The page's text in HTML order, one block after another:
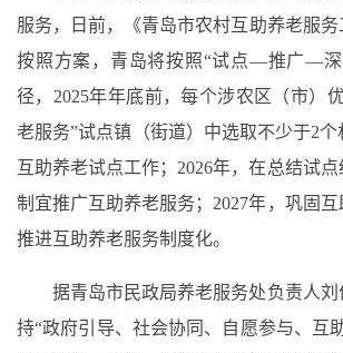
服务，日前，《青岛市农村互助养老服务
按照方案，青岛将按照“试点—推广—深
径，2025年年底前，每个涉农区（市）
老服务”试点镇（街道）中选取不少于2
互助养老试点工作；2026年，在总结试
制宜推广互助养老服务；2027年，巩固互
推进互助养老服务制度化。
据青岛市民政局养老服务处负责人
持“政府引导、社会协同、自愿参与、互